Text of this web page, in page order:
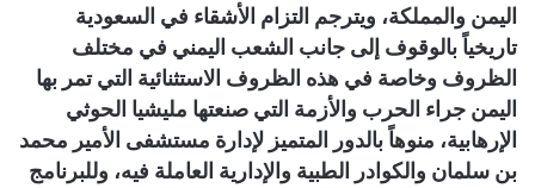
اليمن والمملكة، ويترجم التزام الأشقاء في السعودية
تاريخياً بالوقوف إلى جانب الشعب اليمني في مختلف
الظروف وخاصة في هذه الظروف الاستثنائية التي تمر بها
اليمن جراء الحرب والأزمة التي صنعتها مليشيا الحوثي
الإرهابية، منوهاً بالدور المتميز لإدارة مستشفى الأمير محمد
بن سلمان والكوادر الطبية والإدارية العاملة فيه، وللبرنامج